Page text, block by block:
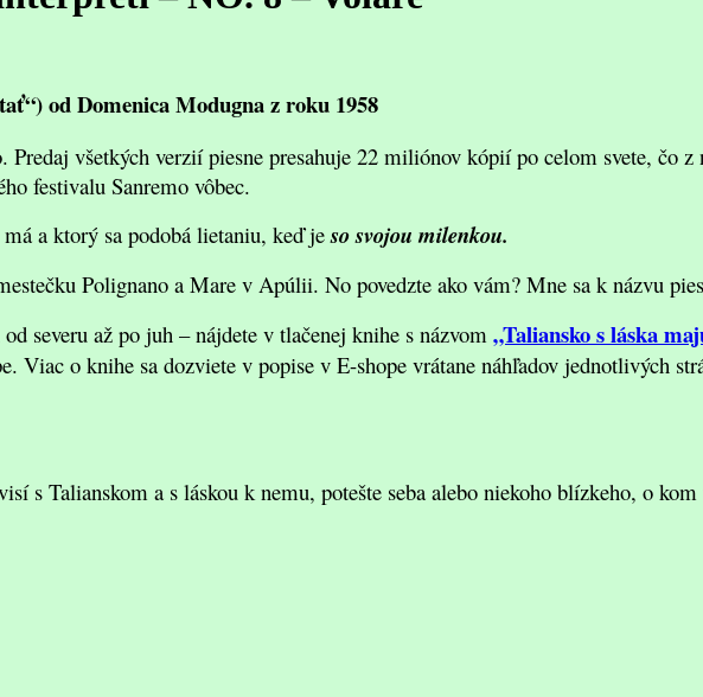
od Domenica Modugna z roku 1958
všetkých verzií piesne presahuje 22 miliónov kópií po celom svete, čo
festivalu Sanremo vôbec.
a ktorý sa podobá lietaniu, keď jeso svojou milenkou.
Polignano a Mare v Apúlii. No povedzte ako vám? Mne sa k názvu
severu až po juh – nájdete v tlačenej knihe s názvom „Taliansko s láska
Viac o knihe sa dozviete v popise v E-shope vrátane náhľadov jednotlivých
s Talianskom a s láskou k nemu, potešte seba alebo niekoho blízkeho, o